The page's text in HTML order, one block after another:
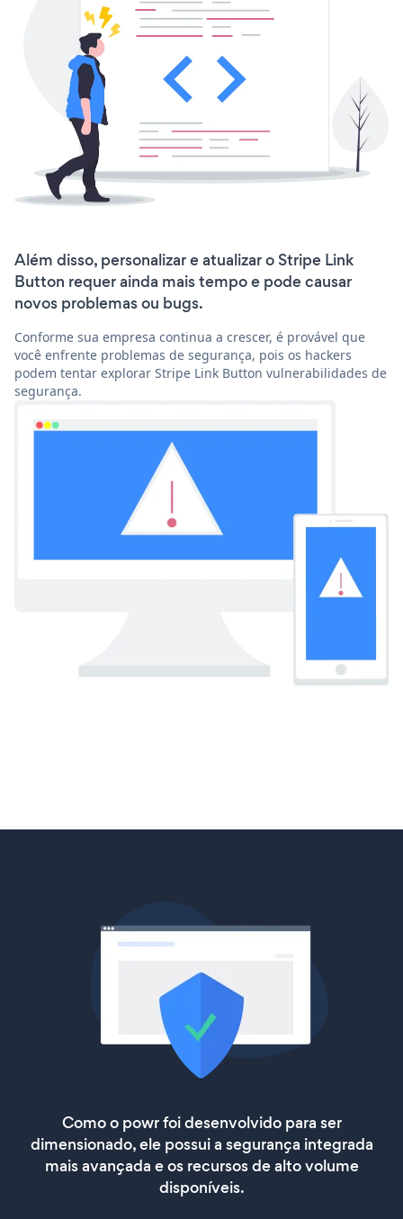
Além disso, personalizar e atualizar o Stripe Link
Button requer ainda mais tempo e pode causar
novos problemas ou bugs.
Conforme sua empresa continua a crescer, é provável que
você enfrente problemas de segurança, pois os hackers
podem tentar explorar Stripe Link Button vulnerabilidades de
segurança.
Como o powr foi desenvolvido para ser
dimensionado, ele possui a segurança integrada
mais avançada e os recursos de alto volume
disponíveis.